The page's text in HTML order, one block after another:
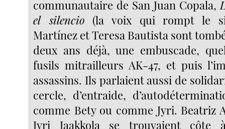
communautaire de San Juan Copala,
el silencio (la voix qui rompt le
Martínez et Teresa Bautista sont
deux ans déjà, une embuscade,
fusils mitrailleurs AK-47, et puis
assassins. Ils parlaient aussi de
cercle, d’entraide,
comme Bety ou comme Jyri. Beatriz
Jyri Jaakkola se trouvaient côte